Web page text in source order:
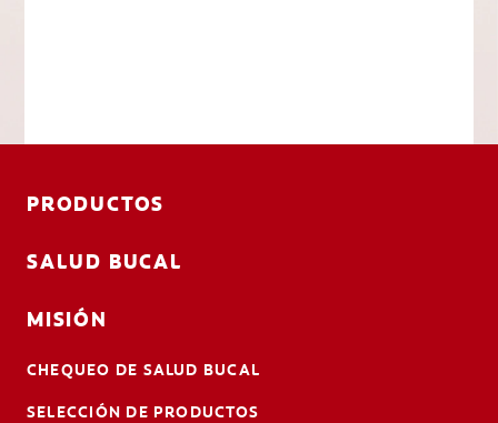
PRODUCTOS
SALUD BUCAL
MISIÓN
CHEQUEO DE SALUD BUCAL
SELECCIÓN DE PRODUCTOS